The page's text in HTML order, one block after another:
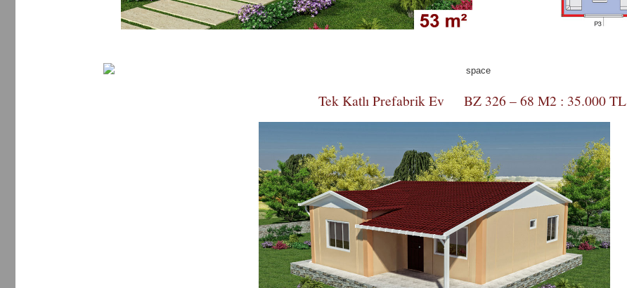
Tek Katlı Prefabrik Ev BZ 326 – 68 M2 : 35.000 TL